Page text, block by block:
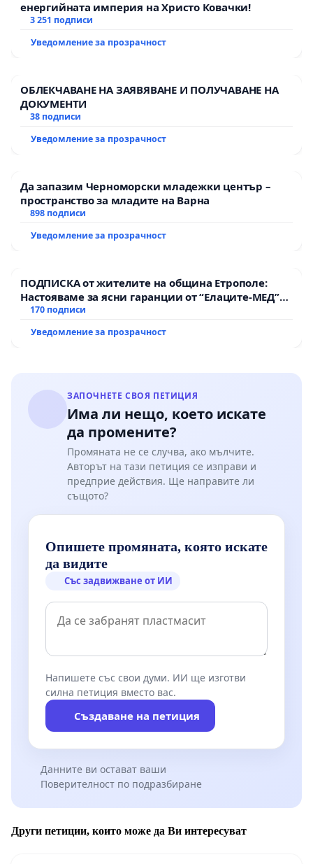
енергийната империя на Христо Ковачки!
3 251 подписи
Уведомление за прозрачност
ОБЛЕКЧАВАНЕ НА ЗАЯВЯВАНЕ И ПОЛУЧАВАНЕ НА
ДОКУМЕНТИ
38 подписи
Уведомление за прозрачност
Да запазим Черноморски младежки център –
пространство за младите на Варна
898 подписи
Уведомление за прозрачност
ПОДПИСКА от жителите на община Етрополе:
Настояваме за ясни гаранции от “Елаците-МЕД”
АД и от държавата, че ще се изпълнят всички
170 подписи
Уведомление за прозрачност
ЗАПОЧНЕТЕ СВОЯ ПЕТИЦИЯ
Има ли нещо, което искате
да промените?
Промяната не се случва, ако мълчите.
Авторът на тази петиция се изправи и
предприе действия. Ще направите ли
същото?
Опишете промяната, която искате
да видите
Със задвижване от ИИ
Напишете със свои думи. ИИ ще изготви
силна петиция вместо вас.
Създаване на петиция
Данните ви остават ваши
Поверителност по подразбиране
Други петиции, които може да Ви интересуват